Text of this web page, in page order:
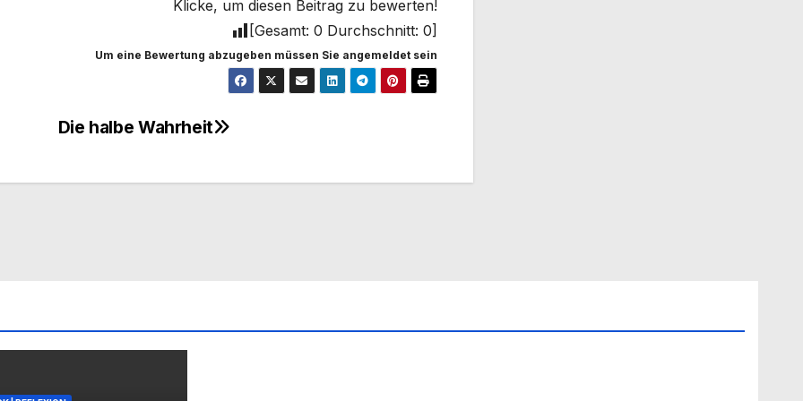
Klicke, um diesen Beitrag zu bewerten!
[Gesamt: 0 Durchschnitt: 0]
Um eine Bewertung abzugeben müssen Sie angemeldet sein
Die halbe Wahrheit